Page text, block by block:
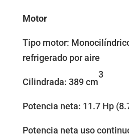
Motor
Tipo motor:
refrigerado por aire
Cilindrada: 389 cm
3
Potencia neta: 11.7 Hp
Potencia neta uso